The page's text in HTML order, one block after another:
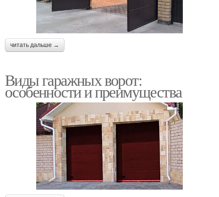
читать дальше →
Виды гаражных ворот:
особенности и преимущества